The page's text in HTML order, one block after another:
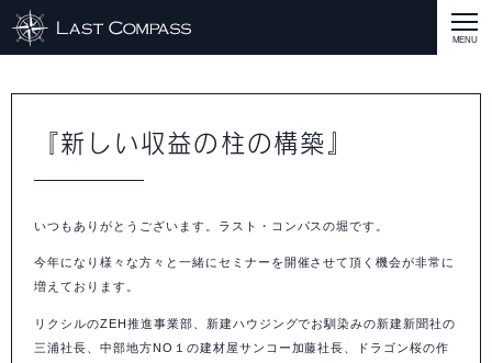
CASE
SERVICE MENU
SERVICE MENU
商品戦略
人材開発
評価制度
集客改善
コスト削減
買取再販
集客改善
営業戦略
STAFF BLOG
SEMINAR
すべての説明会情報
事業開発 に関して
人材に関して
集客に関して
営業に関して
コスト に関して
RECRUIT
『新しい収益の柱の構築』
いつもありがとうございます。ラスト・コンパスの堀です。
今年になり様々な方々と一緒にセミナーを開催させて頂く機会が非常に
増えております。
リクシルのZEH推進事業部、新建ハウジングでお馴染みの新建新聞社の
三浦社長、中部地方NO１の建材屋サンコー加藤社長、ドラゴン桜の作